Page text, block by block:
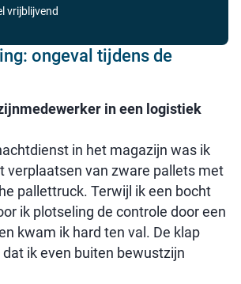
vrijblijvend
ongeval tijdens de
in een logistiek
in het magazijn was ik
verplaatsen van zware pallets met
pallettruck. Terwijl ik een bocht
ik plotseling de controle door een
kwam ik hard ten val. De klap
ik even buiten bewustzijn